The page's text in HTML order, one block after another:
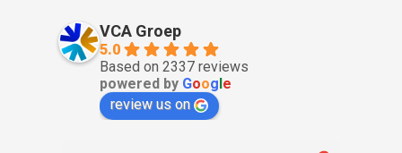
VCA Groep
5.0
Based on 2337 reviews
powered by Goog e
review us on